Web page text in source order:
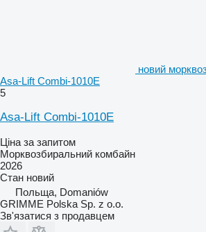
новий
Asa-Lift Combi-1010E
5
Asa-Lift Combi-1010E
Ціна за запитом
Морквозбиральний комбайн
2026
Стан новий
Польща, Domaniów
GRIMME Polska Sp. z o.o.
Зв'язатися з продавцем